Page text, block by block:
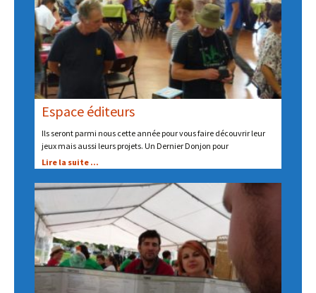
Espace éditeurs
Ils seront parmi nous cette année pour vous faire découvrir leur
jeux mais aussi leurs projets. Un Dernier Donjon pour
Lire la suite ...